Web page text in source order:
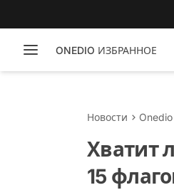
ONEDIO ИЗБРАННОЕ
Новости
Хватит
15